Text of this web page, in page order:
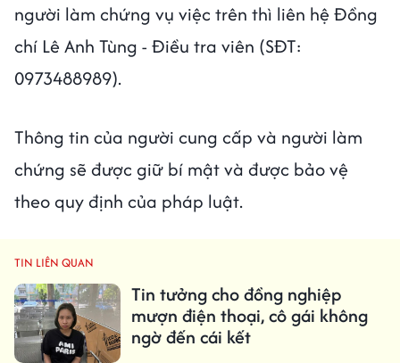
người làm chứng vụ việc trên thì liên hệ Đồng
chí Lê Anh Tùng - Điều tra viên (SĐT:
0973488989).
Thông tin của người cung cấp và người làm
chứng sẽ được giữ bí mật và được bảo vệ
theo quy định của pháp luật.
TIN LIÊN QUAN
Tin tưởng cho đồng nghiệp
mượn điện thoại, cô gái không
ngờ đến cái kết